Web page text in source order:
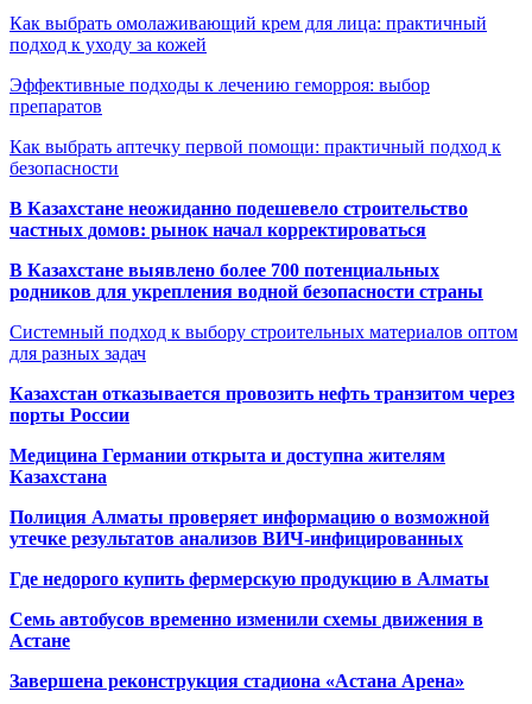
Как выбрать омолаживающий крем для лица: практичный
подход к уходу за кожей
Эффективные подходы к лечению геморроя: выбор
препаратов
Как выбрать аптечку первой помощи: практичный подход к
безопасности
В Казахстане неожиданно подешевело строительство
частных домов: рынок начал корректироваться
В Казахстане выявлено более 700 потенциальных
родников для укрепления водной безопасности страны
Системный подход к выбору строительных материалов оптом
для разных задач
Казахстан отказывается провозить нефть транзитом через
порты России
Медицина Германии открыта и доступна жителям
Казахстана
Полиция Алматы проверяет информацию о возможной
утечке результатов анализов ВИЧ-инфицированных
Где недорого купить фермерскую продукцию в Алматы
Семь автобусов временно изменили схемы движения в
Астане
Завершена реконструкция стадиона «Астана Арена»